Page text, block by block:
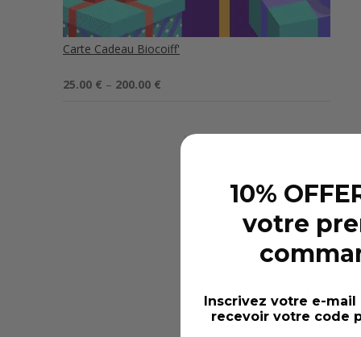
Carte Cadeau Biocoiff'
Note 5.00
25.00 € – 200.00 €
10%
votre
Inscrivez votre e-
recevoir votre code